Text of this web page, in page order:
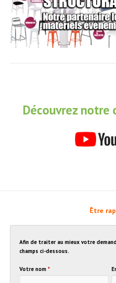
Découvrez notre
Être
Afin de traiter au mieux votre
champs ci-dessous.
Votre nom *